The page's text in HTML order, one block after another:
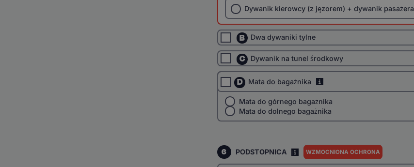
Dywanik kierowcy (z jęzorem) + dywanik pasażera
B Dwa dywaniki tylne
C Dywanik na tunel środkowy
D Mata do bagażnika
Mata do górnego bagażnika
Mata do dolnego bagażnika
6 PODSTOPNICA WZMOCNIONA OCHRONA